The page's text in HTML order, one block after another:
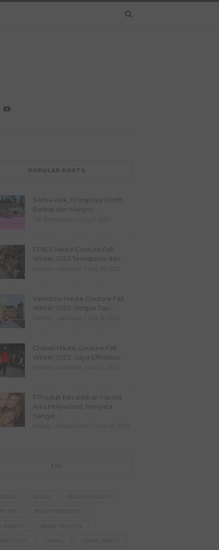
POPULAR POSTS
Serba Pink, 10 Inspirasi Outfit
Barbie dari Margot...
Tak Berkategori July 21, 2023
FENDI Haute Couture Fall
Winter 2023 Terinspirasi dari...
Fashion Lookbook July 20, 2023
Valentino Haute Couture Fall
Winter 2023, Simple Tapi...
Fashion Lookbook July 16, 2023
Chanel Haute Couture Fall
Winter 2023: Gaya Effortless...
Fashion Lookbook July 11, 2023
7 Produk Kecantikan Favorit
Artis Hollywood, Ternyata
Sangat...
Beauty Beauty Picks June 22, 2023
TAG
BEAUTY BEAUTY PRODUCT
TIPS BEAUTY TREATMENT
MAKEUP BRAND FASHION
STYLE CHANEL CHANEL BEAUTY